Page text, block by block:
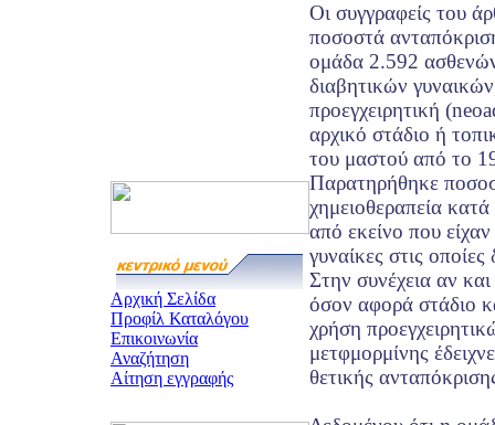
Αρχική Σελίδα
Προφίλ Καταλόγου
Επικοινωνία
Αναζήτηση
Αίτηση εγγραφής
Οι συγγραφείς του
ποσοστά
ομάδα 2.592
διαβητικών
προεγχειρητική
αρχικό στάδιο ή
του μαστού από το
Παρατηρήθηκε
χημειοθεραπεία
από εκείνο που
γυναίκες στις
Στην συνέχεια αν
όσον αφορά στάδιο
χρήση
μετφμορμίνης
θετικής